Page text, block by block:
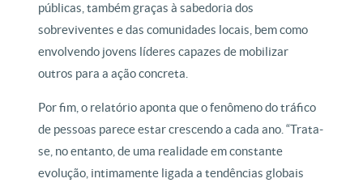
públicas, também graças à sabedoria dos
sobreviventes e das comunidades locais, bem como
envolvendo jovens líderes capazes de mobilizar
outros para a ação concreta.
Por fim, o relatório aponta que o fenômeno do tráfico
de pessoas parece estar crescendo a cada ano. “Trata-
se, no entanto, de uma realidade em constante
evolução, intimamente ligada a tendências globais